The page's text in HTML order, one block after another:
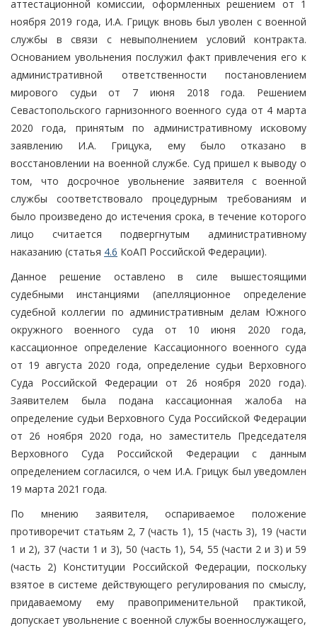
аттестационной комиссии, оформленных решением от 1
ноября 2019 года, И.А. Грицук вновь был уволен с военной
службы в связи с невыполнением условий контракта.
Основанием увольнения послужил факт привлечения его к
административной ответственности постановлением
мирового судьи от 7 июня 2018 года. Решением
Севастопольского гарнизонного военного суда от 4 марта
2020 года, принятым по административному исковому
заявлению И.А. Грицука, ему было отказано в
восстановлении на военной службе. Суд пришел к выводу о
том, что досрочное увольнение заявителя с военной
службы соответствовало процедурным требованиям и
было произведено до истечения срока, в течение которого
лицо считается подвергнутым административному
наказанию (статья 4.6 КоАП Российской Федерации).
Данное решение оставлено в силе вышестоящими
судебными инстанциями (апелляционное определение
судебной коллегии по административным делам Южного
окружного военного суда от 10 июня 2020 года,
кассационное определение Кассационного военного суда
от 19 августа 2020 года, определение судьи Верховного
Суда Российской Федерации от 26 ноября 2020 года).
Заявителем была подана кассационная жалоба на
определение судьи Верховного Суда Российской Федерации
от 26 ноября 2020 года, но заместитель Председателя
Верховного Суда Российской Федерации с данным
определением согласился, о чем И.А. Грицук был уведомлен
19 марта 2021 года.
По мнению заявителя, оспариваемое положение
противоречит статьям 2, 7 (часть 1), 15 (часть 3), 19 (части
1 и 2), 37 (части 1 и 3), 50 (часть 1), 54, 55 (части 2 и 3) и 59
(часть 2) Конституции Российской Федерации, поскольку
взятое в системе действующего регулирования по смыслу,
придаваемому ему правоприменительной практикой,
допускает увольнение с военной службы военнослужащего,